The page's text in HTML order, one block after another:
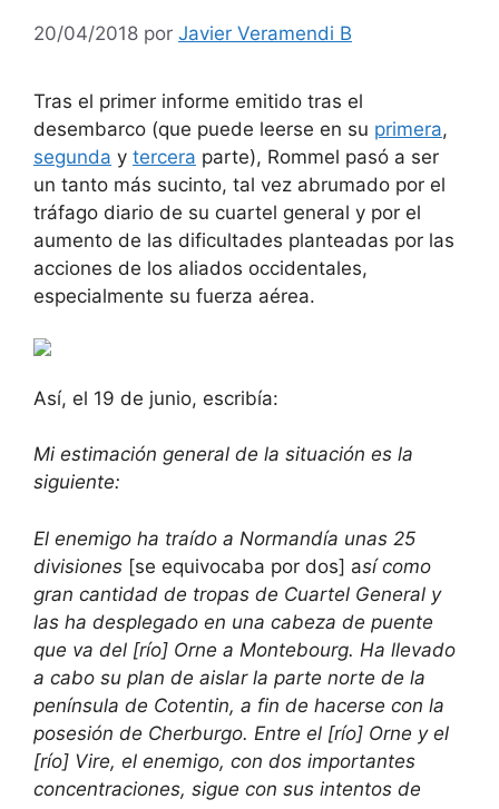
20/04/2018 por Javier Veramendi B
Tras el primer informe emitido tras el
desembarco (que puede leerse en su primera,
segunda y tercera parte), Rommel pasó a ser
un tanto más sucinto, tal vez abrumado por el
tráfago diario de su cuartel general y por el
aumento de las dificultades planteadas por las
acciones de los aliados occidentales,
especialmente su fuerza aérea.
Así, el 19 de junio, escribía:
Mi estimación general de la situación es la
siguiente:
El enemigo ha traído a Normandía unas 25
divisiones [se equivocaba por dos] así como
gran cantidad de tropas de Cuartel General y
las ha desplegado en una cabeza de puente
que va del [río] Orne a Montebourg. Ha llevado
a cabo su plan de aislar la parte norte de la
península de Cotentin, a fin de hacerse con la
posesión de Cherburgo. Entre el [río] Orne y el
[río] Vire, el enemigo, con dos importantes
concentraciones, sigue con sus intentos de